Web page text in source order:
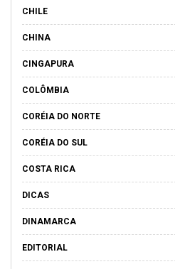
CHILE
CHINA
CINGAPURA
COLÔMBIA
CORÉIA DO NORTE
CORÉIA DO SUL
COSTA RICA
DICAS
DINAMARCA
EDITORIAL